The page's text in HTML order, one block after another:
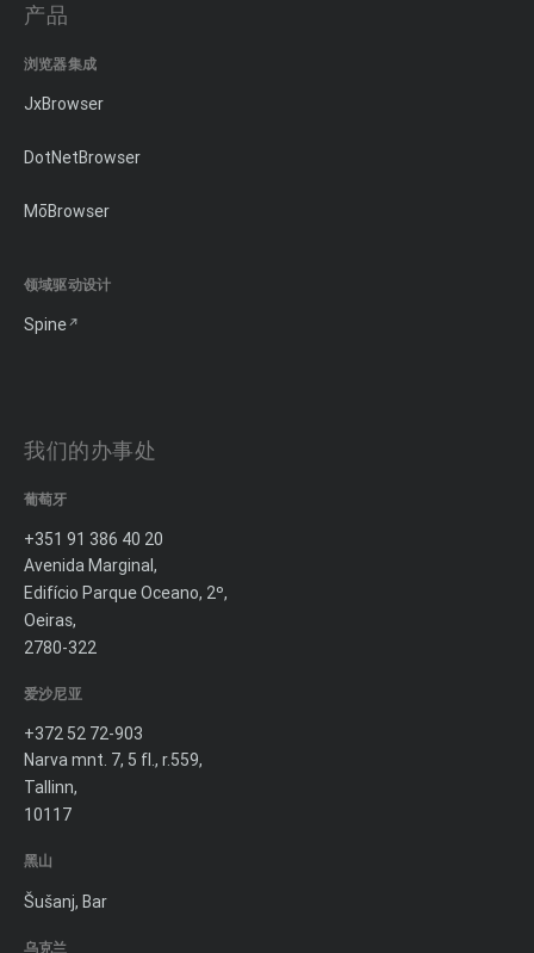
产品
浏览器集成
JxBrowser
DotNetBrowser
MōBrowser
领域驱动设计
Spine
我们的办事处
葡萄牙
+351 91 386 40 20
Avenida Marginal,
Edifício Parque Oceano, 2º,
Oeiras,
2780-322
爱沙尼亚
+372 52 72-903
Narva mnt. 7, 5 fl., r.559,
Tallinn,
10117
黑山
Šušanj, Bar
乌克兰